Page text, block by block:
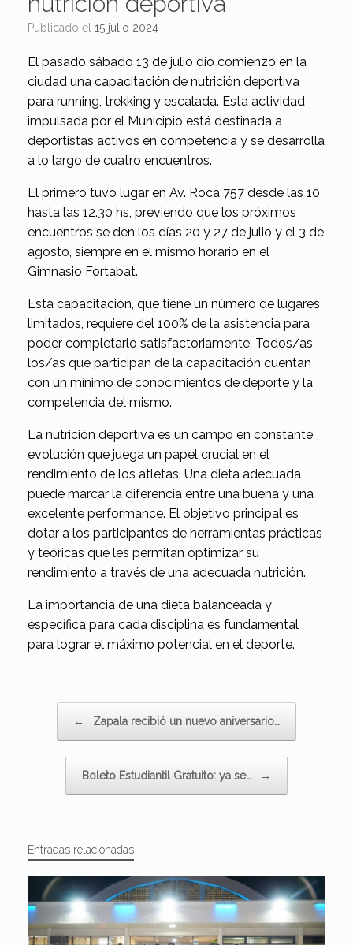
Publicado el 15 julio 2024
El pasado sábado 13 de julio dio comienzo en la
ciudad una capacitación de nutrición deportiva
para running, trekking y escalada. Esta actividad
impulsada por el Municipio está destinada a
deportistas activos en competencia y se desarrolla
a lo largo de cuatro encuentros.
El primero tuvo lugar en Av. Roca 757 desde las 10
hasta las 12.30 hs, previendo que los próximos
encuentros se den los días 20 y 27 de julio y el 3 de
agosto, siempre en el mismo horario en el
Gimnasio Fortabat.
Esta capacitación, que tiene un número de lugares
limitados, requiere del 100% de la asistencia para
poder completarlo satisfactoriamente. Todos/as
los/as que participan de la capacitación cuentan
con un mínimo de conocimientos de deporte y la
competencia del mismo.
La nutrición deportiva es un campo en constante
evolución que juega un papel crucial en el
rendimiento de los atletas. Una dieta adecuada
puede marcar la diferencia entre una buena y una
excelente performance. El objetivo principal es
dotar a los participantes de herramientas prácticas
y teóricas que les permitan optimizar su
rendimiento a través de una adecuada nutrición.
La importancia de una dieta balanceada y
específica para cada disciplina es fundamental
para lograr el máximo potencial en el deporte.
← Zapala recibió un nuevo aniversario…
Boleto Estudiantil Gratuito: ya se… →
Entradas relacionadas